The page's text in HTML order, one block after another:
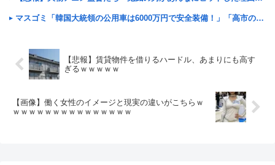
マスゴミ「韓国大統領の公用車は6000万円で安全装備！」「高市の公用車は3000万円で贅沢！」
【悲報】賃貸物件を借りるハードル、あまりにも高す
ぎるｗｗｗｗｗ
【画像】働く女性のイメージと現実の違いがこちらｗ
ｗｗｗｗｗｗｗｗｗｗｗｗｗｗｗ